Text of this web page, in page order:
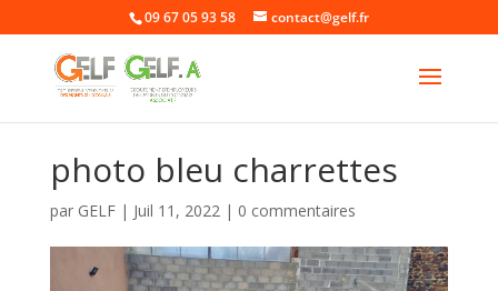
09 67 05 93 58 contact@gelf.fr
photo bleu charrettes
par GELF| Juil 11, 2022| 0 commentaires